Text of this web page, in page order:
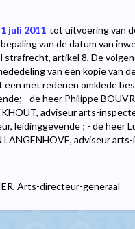
juli 2011 tot uitvoering van
van de datum van
strafrecht, artikel 8, De
van een kopie van
met redenen omklede
- de heer Philippe
adviseur arts-
leidinggevende ; - de heer
adviseur
Arts-directeur-generaal